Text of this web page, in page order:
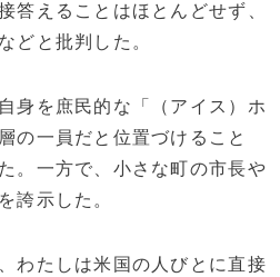
えることはほとんどせず、
どと批判した。
身を庶民的な「（アイス）ホ
の一員だと位置づけること
。一方で、小さな町の市長や
誇示した。
わたしは米国の人びとに直接